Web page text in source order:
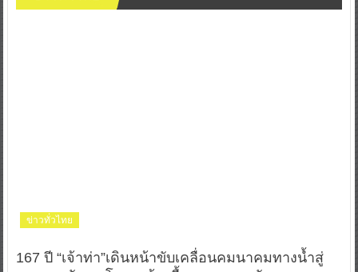
ข่าวทั่วไทย
167 ปี “เจ้าท่า”เดินหน้าขับเคลื่อนคมนาคมทางน้ำสู่